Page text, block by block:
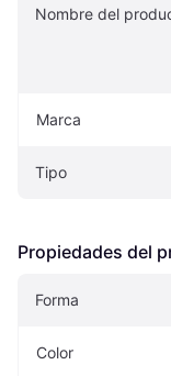
Nombre del
Marca
Tipo
Propiedades del
Forma
Color